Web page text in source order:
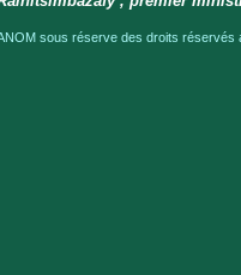
sous réserve des droits réservés